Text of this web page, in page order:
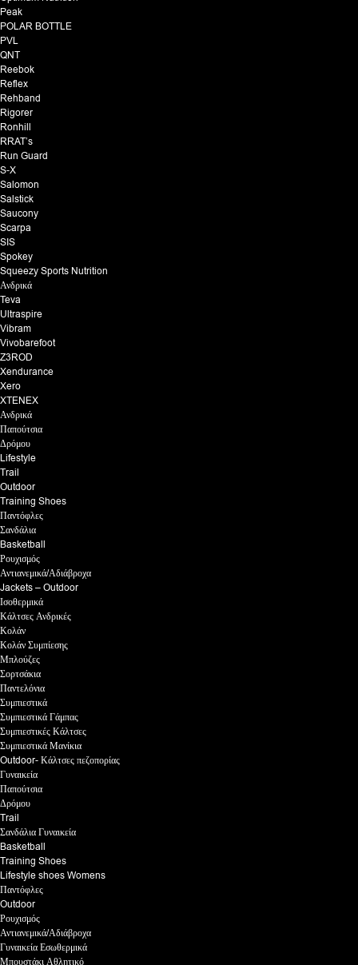
Peak
POLAR BOTTLE
PVL
QNT
Reebok
Reflex
Rehband
Rigorer
Ronhill
RRAT’s
Run Guard
S-X
Salomon
Salstick
Saucony
Scarpa
SIS
Spokey
Squeezy Sports Nutrition
Ανδρικά
Teva
Ultraspire
Vibram
Vivobarefoot
Z3ROD
Xendurance
Xero
XTENEX
Ανδρικά
Παπούτσια
Δρόμου
Lifestyle
Trail
Outdoor
Training Shoes
Παντόφλες
Σανδάλια
Basketball
Ρουχισμός
Αντιανεμικά/Αδιάβροχα
Jackets – Outdoor
Ισοθερμικά
Κάλτσες Ανδρικές
Κολάν
Κολάν Συμπίεσης
Μπλούζες
Σορτσάκια
Παντελόνια
Συμπιεστικά
Συμπιεστικά Γάμπας
Συμπιεστικές Κάλτσες
Συμπιεστικά Μανίκια
Outdoor- Κάλτσες πεζοπορίας
Γυναικεία
Παπούτσια
Δρόμου
Trail
Σανδάλια Γυναικεία
Basketball
Training Shoes
Lifestyle shoes Womens
Παντόφλες
Outdoor
Ρουχισμός
Αντιανεμικά/Αδιάβροχα
Γυναικεία Εσωθερμικά
Μπουστάκι Αθλητικό